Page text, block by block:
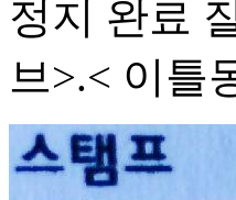
정지 완료
브>.< 이틀